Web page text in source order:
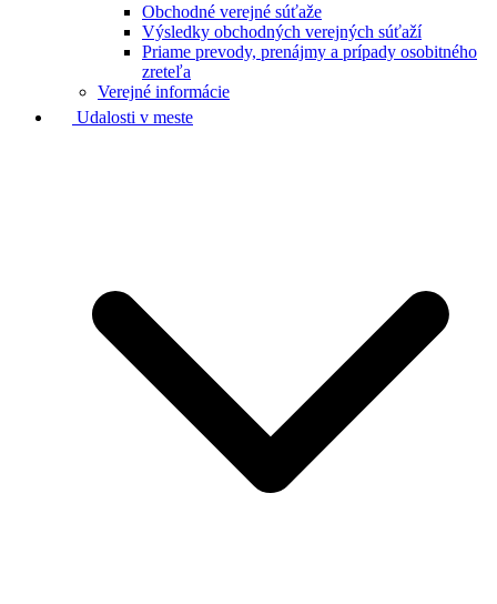
Obchodné verejné súťaže
Výsledky obchodných verejných súťaží
Priame prevody, prenájmy a prípady osobitného
zreteľa
Verejné informácie
Udalosti v meste